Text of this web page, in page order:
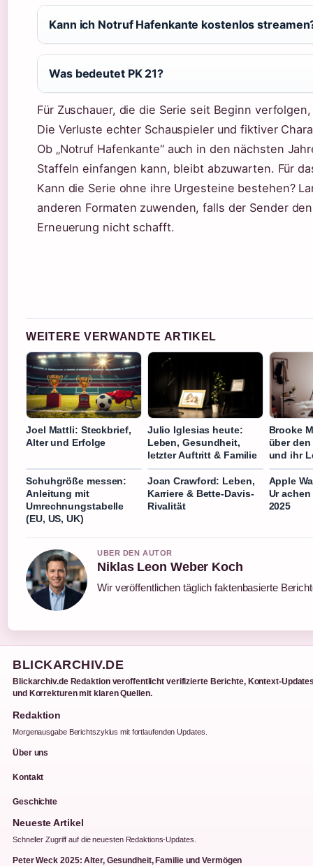
Kann ich Notruf Hafenkante kostenlos
Was bedeutet PK 21?
Für Zuschauer, die die Serie seit Beginn
Die Verluste echter Schauspieler und fiktiver
Ob „Notruf Hafenkante“ auch in den nächsten
Staffeln einfangen kann, bleibt abzuwarten. Für
Kann die Serie ohne ihre Urgesteine bestehen?
anderen Formaten zuwenden, falls der Sender
Erneuerung nicht schafft.
WEITERE VERWANDTE ARTIKEL
Joel Mattli: Steckbrief,
Alter und Erfolge
Julio Iglesias heute:
Leben, Gesundheit,
letzter Auftritt & Familie
Brooke
über den
und ihr
Schuhgröße messen:
Anleitung mit
Umrechnungstabelle
(EU, US, UK)
Joan Crawford: Leben,
Karriere & Bette-Davis-
Rivalität
Apple
Ur
2025
UBER DEN AUTOR
Niklas Leon Weber Koch
Wir veröffentlichen täglich faktenbasierte
BLICKARCHIV.DE
Blickarchiv.de Redaktion veroffentlicht verifizierte Berichte, Kontext-
und Korrekturen mit klaren Quellen.
Redaktion
Morgenausgabe Berichtszyklus mit fortlaufenden Updates.
Über uns
Kontakt
Geschichte
Neueste Artikel
Schneller Zugriff auf die neuesten Redaktions-Updates.
Peter Weck 2025: Alter, Gesundheit, Familie und Vermögen